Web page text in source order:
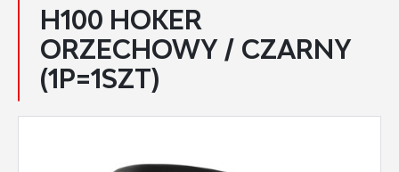
H100 HOKER
ORZECHOWY / CZARNY
(1P=1SZT)